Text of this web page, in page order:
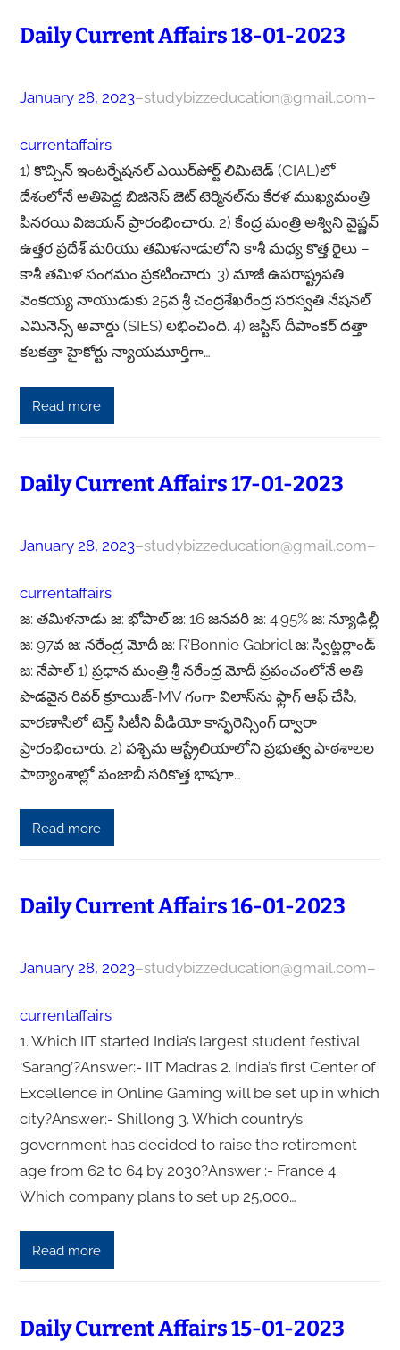
Daily Current Affairs 18-01-2023
January 28, 2023–studybizzeducation@gmail.com–
currentaffairs
1) కొచ్చిన్ ఇంటర్నేషనల్ ఎయిర్‌పోర్ట్ లిమిటెడ్ (CIAL)లో
దేశంలోనే అతిపెద్ద బిజినెస్ జెట్ టెర్మినల్‌ను కేరళ ముఖ్యమంత్రి
పినరయి విజయన్ ప్రారంభించారు. 2) కేంద్ర మంత్రి అశ్విని వైష్ణవ్
ఉత్తర ప్రదేశ్ మరియు తమిళనాడులోని కాశీ మధ్య కొత్త రైలు –
కాశీ తమిళ సంగమం ప్రకటించారు. 3) మాజీ ఉపరాష్ట్రపతి
వెంకయ్య నాయుడుకు 25వ శ్రీ చంద్రశేఖరేంద్ర సరస్వతి నేషనల్
ఎమినెన్స్ అవార్డు (SIES) లభించింది. 4) జస్టిస్ దీపాంకర్ దత్తా
కలకత్తా హైకోర్టు న్యాయమూర్తిగా…
Read more
Daily Current Affairs 17-01-2023
January 28, 2023–studybizzeducation@gmail.com–
currentaffairs
జ: తమిళనాడు జ: భోపాల్ జ: 16 జనవరి జ: 4.95% జ: న్యూఢిల్లీ
జ: 97వ జ: నరేంద్ర మోదీ జ: R’Bonnie Gabriel జ: స్విట్జర్లాండ్
జ: నేపాల్ 1) ప్ర‌ధాన మంత్రి శ్రీ న‌రేంద్ర మోదీ ప్ర‌పంచంలోనే అతి
పొడవైన రివ‌ర్ క్రూయిజ్-MV గంగా విలాస్‌ను ఫ్లాగ్ ఆఫ్ చేసి,
వారణాసిలో టెన్త్ సిటీని వీడియో కాన్ఫరెన్సింగ్ ద్వారా
ప్రారంభించారు. 2) పశ్చిమ ఆస్ట్రేలియాలోని ప్రభుత్వ పాఠశాలల
పాఠ్యాంశాల్లో పంజాబీ సరికొత్త భాషగా…
Read more
Daily Current Affairs 16-01-2023
January 28, 2023–studybizzeducation@gmail.com–
currentaffairs
1. Which IIT started India’s largest student festival
‘Sarang’?Answer:- IIT Madras 2. India’s first Center of
Excellence in Online Gaming will be set up in which
city?Answer:- Shillong 3. Which country’s
government has decided to raise the retirement
age from 62 to 64 by 2030?Answer :- France 4.
Which company plans to set up 25,000…
Read more
Daily Current Affairs 15-01-2023